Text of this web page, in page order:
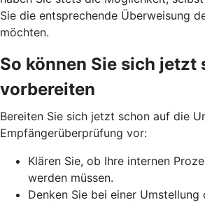
Sie die entsprechende Überweisung
möchten.
So können Sie sich jetzt
vorbereiten
Bereiten Sie sich jetzt schon auf die
Empfängerüberprüfung vor:
Klären Sie, ob Ihre internen
werden müssen.
Denken Sie bei einer Umstellung